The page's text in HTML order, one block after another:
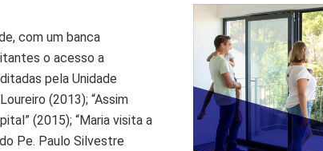
com um banca
o acesso a
pela Unidade
(2013); “Assim
(2015); “Maria visita a
Pe. Paulo Silvestre